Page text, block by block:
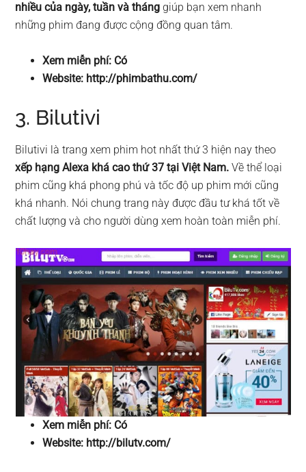
nhiều của ngày, tuần và tháng giúp bạn xem nhanh
những phim đang được cộng đồng quan tâm.
Xem miễn phí: Có
Website: http://phimbathu.com/
3. Bilutivi
Bilutivi là trang xem phim hot nhất thứ 3 hiện nay theo
xếp hạng Alexa khá cao thứ 37 tại Việt Nam.Về thể loại
phim cũng khá phong phú và tốc độ up phim mới cũng
khá nhanh. Nói chung trang này được đầu tư khá tốt về
chất lượng và cho người dùng xem hoàn toàn miễn phí.
Xem miễn phí: Có
Website: http://bilutv.com/